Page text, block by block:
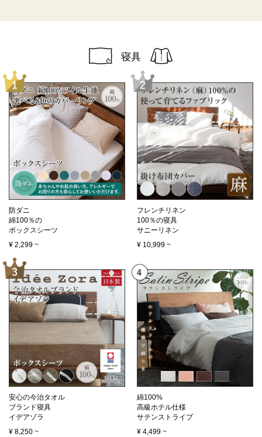
寝具
防ダニ
綿100％の
ボックスシーツ
¥ 2,299 ~
フレンチリネン
100％の寝具
サニーリネン
¥ 10,999 ~
安心の今治タオル
ブランド寝具
イデアゾラ
¥ 8,250 ~
綿100%
高級ホテル仕様
サテンストライプ
¥ 4,499 ~